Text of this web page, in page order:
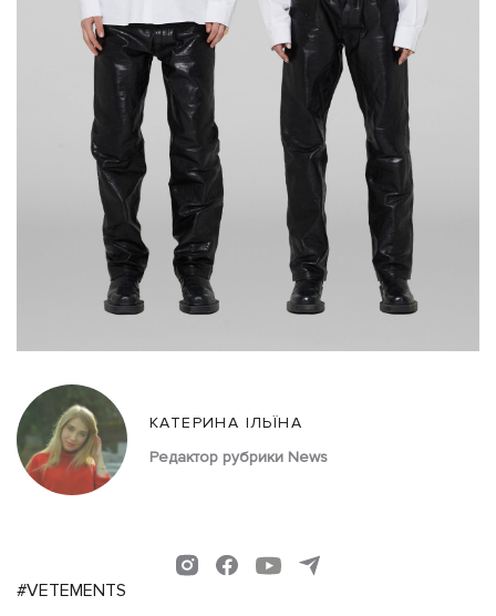
КАТЕРИНА ІЛЬЇНА
Редактор рубрики News
#VETEMENTS